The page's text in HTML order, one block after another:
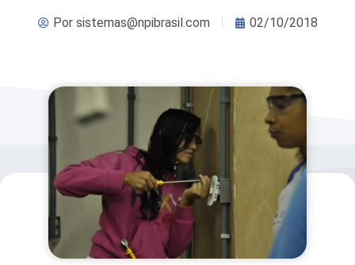
Porsistemas@npibrasil.com 02/10/2018